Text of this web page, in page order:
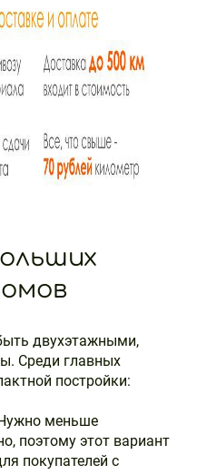
двухэтажными,
Среди главных
постройки:
меньше
поэтому этот вариант
покупателей с